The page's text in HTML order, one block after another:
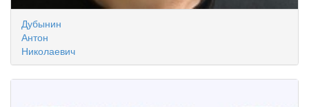
Дубынин
Антон
Николаевич